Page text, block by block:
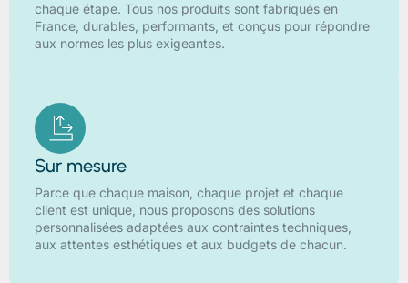
chaque étape. Tous nos produits sont fabriqués en
France, durables, performants, et conçus pour répondre
aux normes les plus exigeantes.
Sur mesure
Parce que chaque maison, chaque projet et chaque
client est unique, nous proposons des solutions
personnalisées adaptées aux contraintes techniques,
aux attentes esthétiques et aux budgets de chacun.